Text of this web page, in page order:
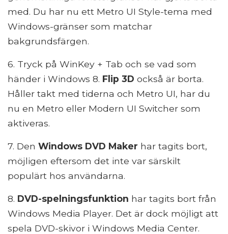
med. Du har nu ett Metro UI Style-tema med
Windows-gränser som matchar
bakgrundsfärgen.
6. Tryck på WinKey + Tab och se vad som
händer i Windows 8. Flip 3D också är borta.
Håller takt med tiderna och Metro UI, har du
nu en Metro eller Modern UI Switcher som
aktiveras.
7. Den Windows DVD Maker har tagits bort,
möjligen eftersom det inte var särskilt
populärt hos användarna.
8. DVD-spelningsfunktion har tagits bort från
Windows Media Player. Det är dock möjligt att
spela DVD-skivor i Windows Media Center.